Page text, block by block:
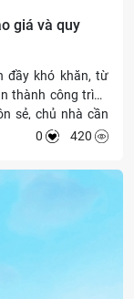
giá và quy
đầy khó khăn, từ
thành công trình
sẻ, chủ nhà cần
kỹ lưỡng về nhà
0 420